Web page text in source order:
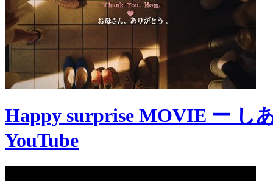
Happy surprise MOVIE ー し
YouTube